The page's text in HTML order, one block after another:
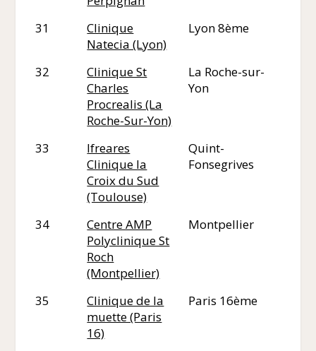
31
Clinique
Natecia (Lyon)
Lyon 8ème
32
Clinique St
Charles
Procrealis (La
Roche-Sur-Yon)
La Roche-sur-
Yon
33
Ifreares
Clinique la
Croix du Sud
(Toulouse)
Quint-
Fonsegrives
34
Centre AMP
Polyclinique St
Roch
(Montpellier)
Montpellier
35
Clinique de la
muette (Paris
16)
Paris 16ème